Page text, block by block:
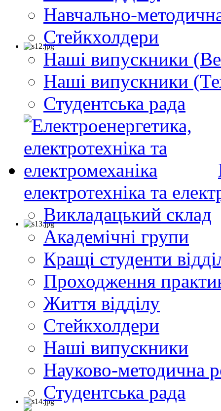
Навчально-
Стейкхолдери
Наші випускники
Наші випускники
Студентська рада
електротехніка та
Викладацький склад
Академічні групи
Кращі студенти
Проходження
Життя відділу
Cтейкхолдери
Наші випускники
Науково-методична
Студентська рада